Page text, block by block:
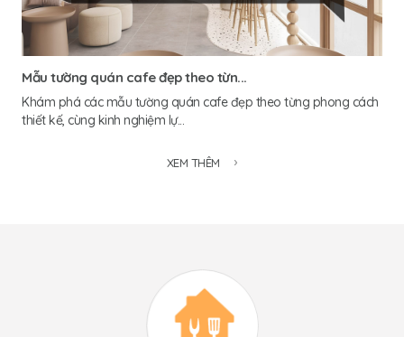
Mẫu tường quán cafe đẹp theo từn...
Khám phá các mẫu tường quán cafe đẹp theo từng phong cách
thiết kế, cùng kinh nghiệm lự...
XEM THÊM